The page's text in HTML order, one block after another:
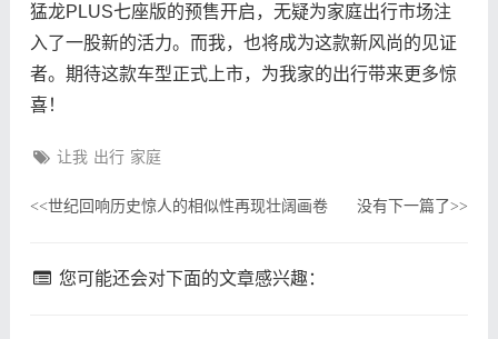
猛龙PLUS七座版的预售开启，无疑为家庭出行市场注
入了一股新的活力。而我，也将成为这款新风尚的见证
者。期待这款车型正式上市，为我家的出行带来更多惊
喜！
让我 出行 家庭
<<世纪回响历史惊人的相似性再现壮阔画卷 没有下一篇了>>
您可能还会对下面的文章感兴趣：